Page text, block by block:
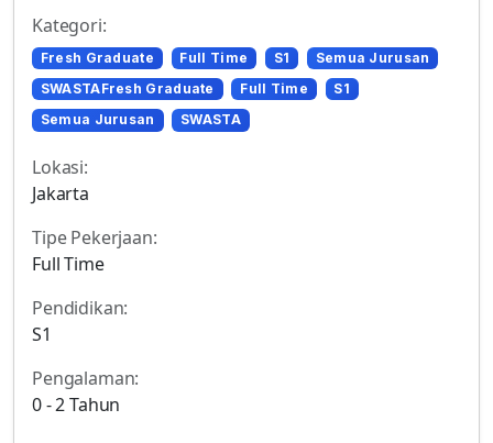
Kategori:
Fresh Graduate Full Time S1
Semua Jurusan
SWASTAFresh Graduate
Full Time
S1
Semua Jurusan
SWASTA
Lokasi:
Jakarta
Tipe Pekerjaan:
Full Time
Pendidikan:
S1
Pengalaman:
0 - 2 Tahun